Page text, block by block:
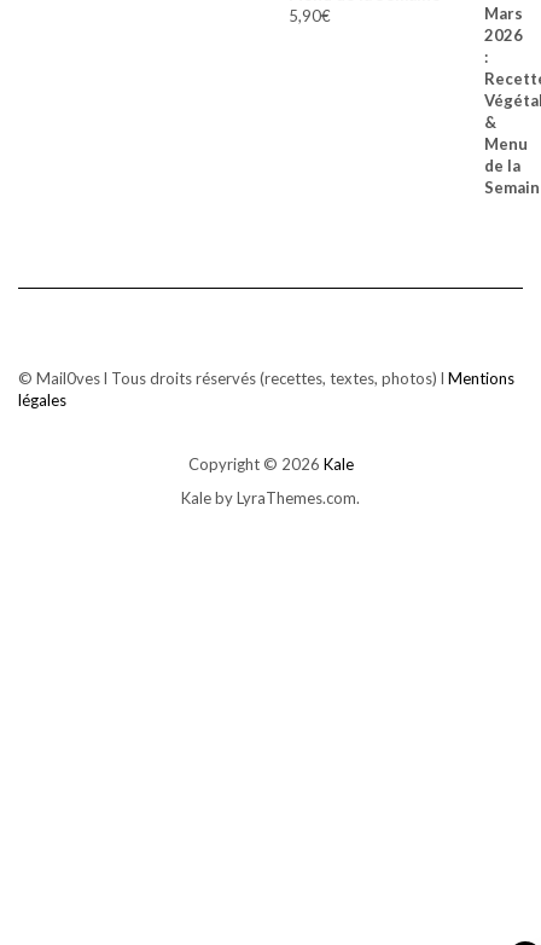
5,90€
© Mail0ves l Tous droits réservés (recettes, textes, photos) l Mentions
légales
Copyright © 2026 Kale
Kaleby LyraThemes.com.